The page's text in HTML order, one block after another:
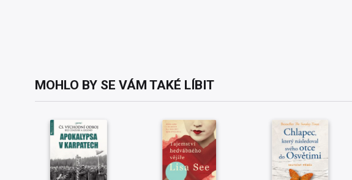
MOHLO BY SE VÁM TAKÉ LÍBIT